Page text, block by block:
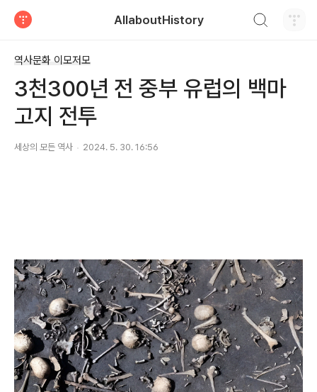
AllaboutHistory
역사문화 이모저모
3천300년 전 중부 유럽의 백마
고지 전투
세상의 모든 역사 2024. 5. 30. 16:56